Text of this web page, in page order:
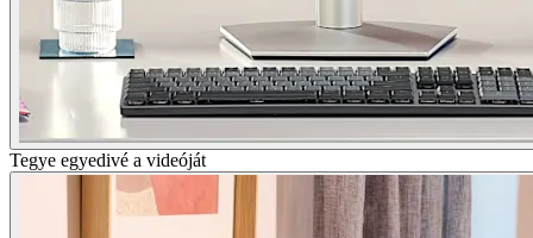
Tegye egyedivé a videóját